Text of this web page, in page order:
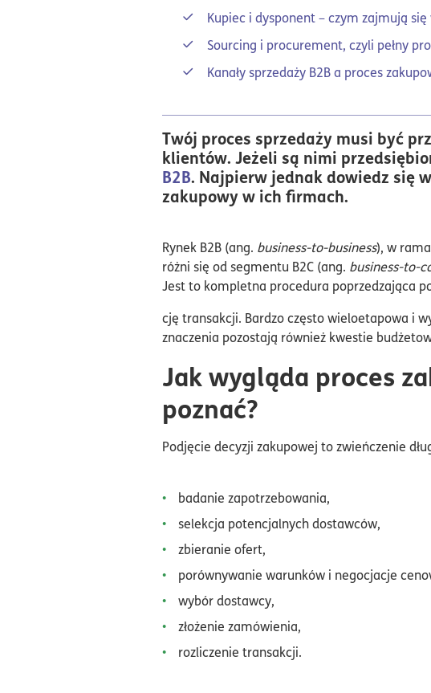
Kupiec i dysponent – czym zajmują
Sourcing i procurement, czyli pełny
Kanały sprzedaży B2B a proces
Twój proces sprzedaży musi być
klientów. Jeżeli są nimi
B2B. Najpierw jednak dowiedz się
zakupowy w ich firmach.
Rynek B2B (ang. business-to-business), w
różni się od segmentu B2C (ang. business-to-
Jest to kompletna procedura poprzedzająca
cję transakcji. Bardzo często wieloetapowa i
znaczenia pozostają również kwestie
Jak wygląda proces
poznać?
Podjęcie decyzji zakupowej to zwieńczenie
badanie zapotrzebowania,
selekcja potencjalnych dostawców,
zbieranie ofert,
porównywanie warunków i negocjacje
wybór dostawcy,
złożenie zamówienia,
rozliczenie transakcji.